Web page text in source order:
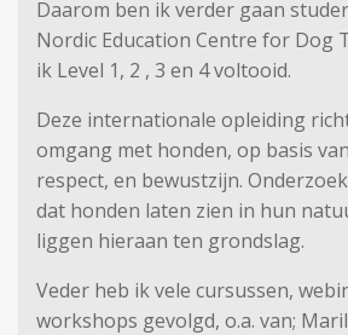
Daarom ben ik verder gaan
Nordic Education Centre for Dog
ik Level 1, 2 , 3 en 4 voltooid.
Deze internationale opleiding
omgang met honden, op basis
respect, en bewustzijn.
dat honden laten zien in hun
liggen hieraan ten grondslag.
Veder heb ik vele cursussen,
workshops gevolgd, o.a. van;